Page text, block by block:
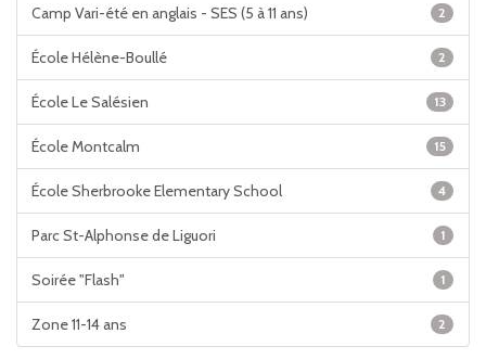
Camp Vari-été en anglais - SES (5 à 11 ans) 2
École Hélène-Boullé 2
École Le Salésien 13
École Montcalm 15
École Sherbrooke Elementary School 4
Parc St-Alphonse de Liguori 1
Soirée "Flash" 1
Zone 11-14 ans 2